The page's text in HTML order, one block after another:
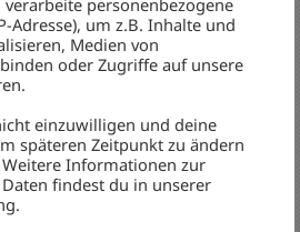
zu dir selbst her.
mit mehr
Mitgefühl zu begegnen.
Adresse), um z.B. Inhalte und
Medien von
oder Zugriffe auf unsere
einzuwilligen und deine
späteren Zeitpunkt zu ändern
Informationen zur
findest du in unserer